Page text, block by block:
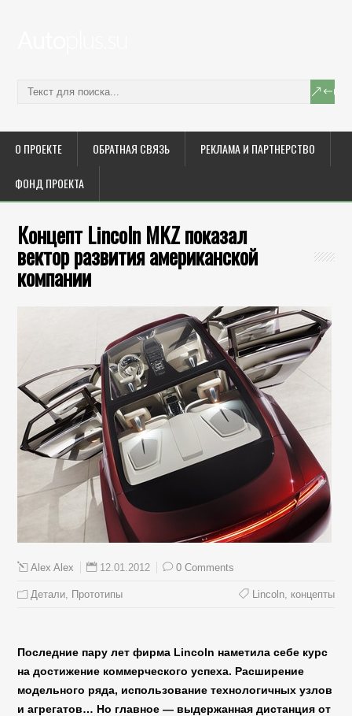
О ПРОЕКТЕ ОБРАТНАЯ СВЯЗЬ РЕКЛАМА И ПАРТНЕРСТВО
ФОНД ПРОЕКТА
Концепт Lincoln MKZ показал
вектор развития американской
компании
Alex Alex 12.01.2012 0 Comments
Детали, Прототипы Lincoln, концепты
Последние пару лет фирма Lincoln наметила себе курс
на достижение коммерческого успеха. Расширение
модельного ряда, использование технологичных узлов
и агрегатов… Но главное — выдержанная дистанция от